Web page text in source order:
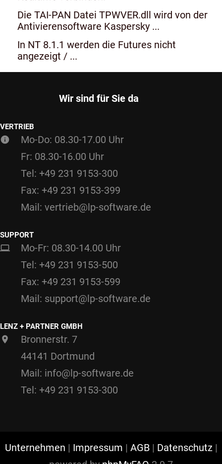
Die TAI-PAN Datei TPWVER.dll wird von der
Antivierensoftware Kaspersky ...
In NT 8.1.1 werden die Futures nicht
angezeigt / ...
Wir sind für Sie da
VERTRIEB
Mo-Do: 08.30-17.00 Uhr
Fr: 08.30-16.00 Uhr
Tel: +49 231 9153-300
Fax: +49 231 9153-399
Mail: vertrieb@lp-software.de
SUPPORT
Mo-Fr: 08.30-14.00 Uhr
Tel: +49 231 9153-500
Fax: +49 231 9153-599
Mail: support@lp-software.de
LENZ + PARTNER GMBH
Bronnerstr. 7
44141 Dortmund
Mail: info@lp-software.de
Tel: +49 231 9153-300
Unternehmen | Impressum | AGB | Datenschutz|